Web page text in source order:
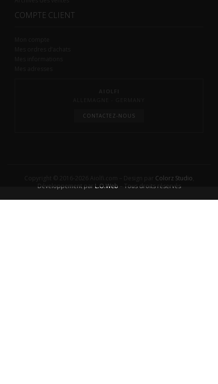
COMPTE CLIENT
CONTACTEZ-NOUS
Colorz Studio
Développement par L.O.Web – Tous droits réservés